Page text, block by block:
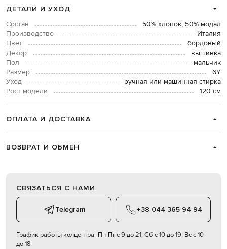
ДЕТАЛИ И УХОД
Состав
50% хлопок, 50% модал
Производство
Италия
Цвет
бордовый
Декор
вышивка
Пол
мальчик
Размер
6Y
Уход
ручная или машинная стирка
Рост модели
120 см
ОПЛАТА И ДОСТАВКА
ВОЗВРАТ И ОБМЕН
СВЯЗАТЬСЯ С НАМИ
Telegram +38 044 365 94 94
График работы колцентра: Пн-Пт с 9 до 21, Сб с 10 до 19, Вс с 10
до 18